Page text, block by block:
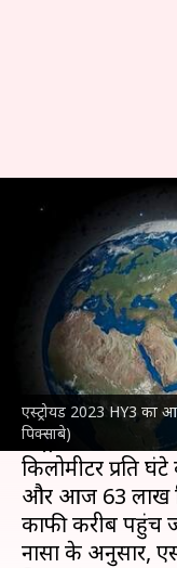
एस्ट्रोयड 2023 HY3 का
पिक्साबे)
आज पृथ्वी
एस्ट्रोयड,
बिश्वजीत कुमार May
क्या है खबर?
अंतरिक्ष एजेंसीनासा
किया है, जो आज
एस्ट्रोयड 2023
किलोमीटर प्रति
और आज 63 लाख
काफी करीब पहुंच
नासा के अनुसार,